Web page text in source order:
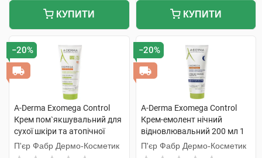
КУПИТИ КУПИТИ
−20%
A-Derma Exomega Control
Крем пом`якшувальний для
сухої шкіри та атопічної
шкіри 200 мл 1 туба
П'єр Фабр Дермо-Косметик
−20%
A-Derma Exomega Control
Крем-емолент нічний
відновлювальний 200 мл 1
туба
П'єр Фабр Дермо-Косметик